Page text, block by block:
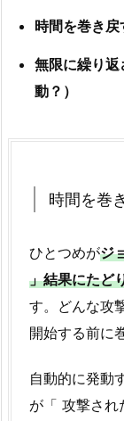
時間を巻き
無限に繰り
動？）
時間を巻
ひとつめがジ
」結果にたど
す。どんな攻
開始する前に
自動的に発動
が「 攻撃され